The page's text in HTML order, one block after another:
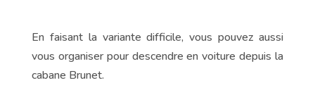
En faisant la variante difficile, vous pouvez aussi
vous organiser pour descendre en voiture depuis la
cabane Brunet.